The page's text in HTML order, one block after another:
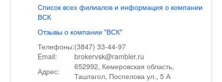
Список всех филиалов и информация о компании
ВСК
Отзывы о компании "ВСК"
Телефоны:(3847) 33-44-97
Email:
brokervsk@rambler.ru
Адрес:
652992, Кемеровская область,
Таштагол, Поспелова ул., 5 А